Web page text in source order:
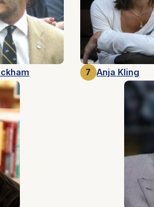
7 Anja Kling